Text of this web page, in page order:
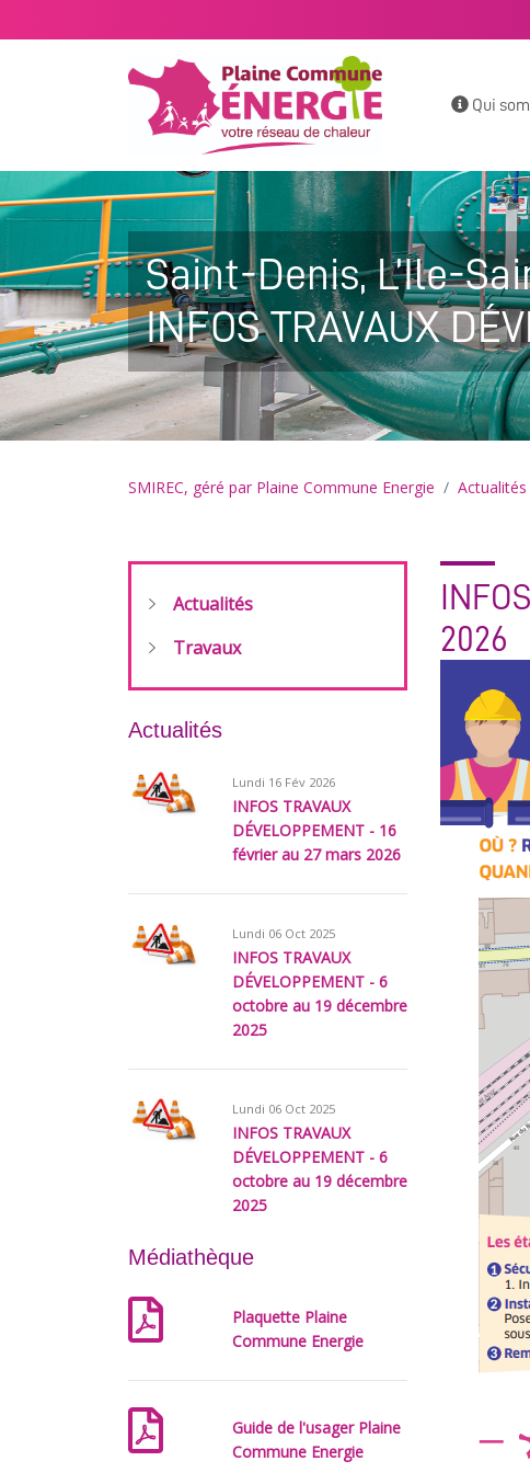
Qui
Saint-Denis, L’Ile-
INFOS TRAVAUX
SMIREC, géré par Plaine Commune Energie Actualités
Actualités
Travaux
Actualités
Lundi 16 Fév 2026
INFOS TRAVAUX
DÉVELOPPEMENT - 16
février au 27 mars 2026
Lundi 06 Oct 2025
INFOS TRAVAUX
DÉVELOPPEMENT - 6
octobre au 19 décembre
2025
Lundi 06 Oct 2025
INFOS TRAVAUX
DÉVELOPPEMENT - 6
octobre au 19 décembre
2025
Médiathèque
Plaquette Plaine
Commune Energie
Guide de l'usager Plaine
Commune Energie
2026